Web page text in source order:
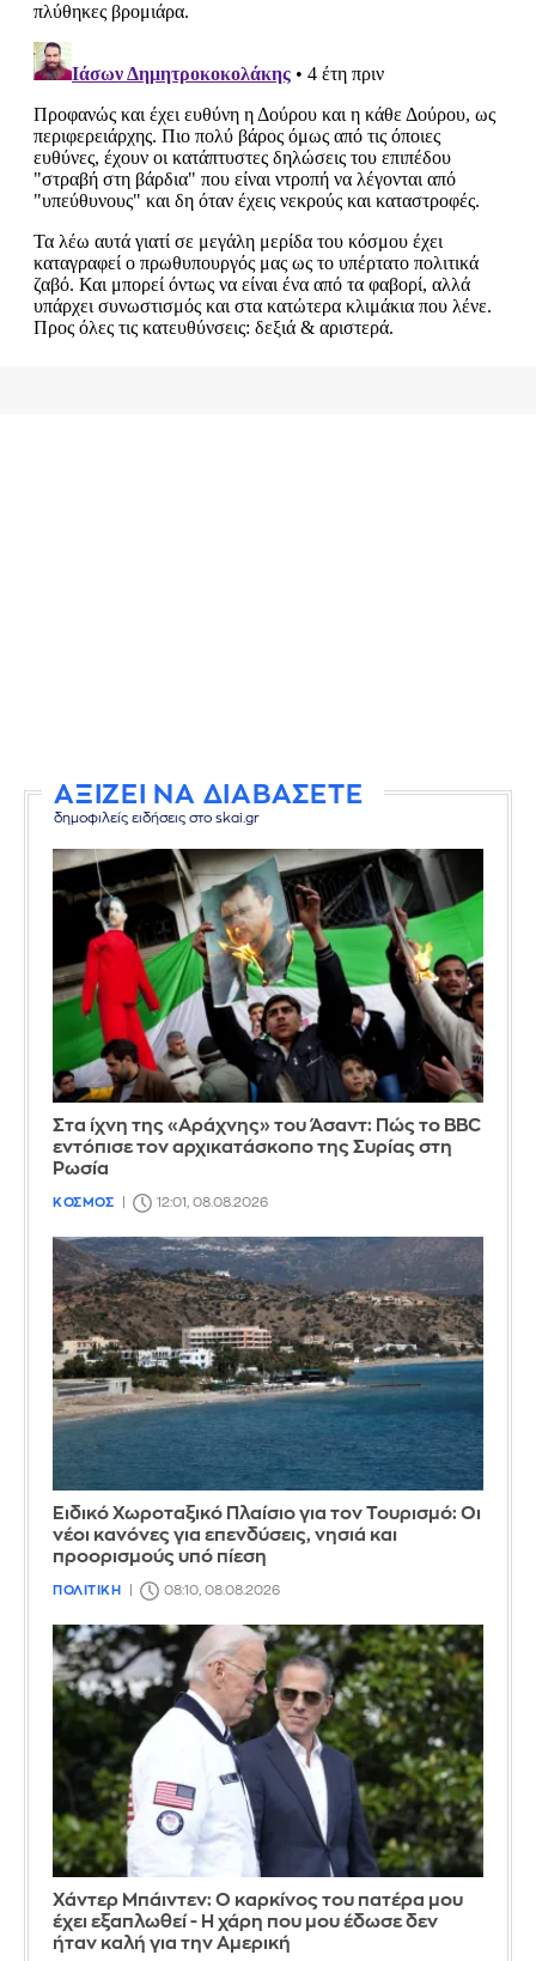
ΑΞΙΖΕΙ ΝΑ ΔΙΑΒΑΣΕΤΕ
δημοφιλείς ειδήσεις στο skai.gr
Στα ίχνη της «Αράχνης» του Άσαντ: Πώς το BBC
εντόπισε τον αρχικατάσκοπο της Συρίας στη
Ρωσία
ΚΟΣΜΟΣ 12:01, 08.08.2026
Ειδικό Χωροταξικό Πλαίσιο για τον Τουρισμό: Οι
νέοι κανόνες για επενδύσεις, νησιά και
προορισμούς υπό πίεση
ΠΟΛΙΤΙΚΗ 08:10, 08.08.2026
Χάντερ Μπάιντεν: Ο καρκίνος του πατέρα μου
έχει εξαπλωθεί - Η χάρη που μου έδωσε δεν
ήταν καλή για την Αμερική